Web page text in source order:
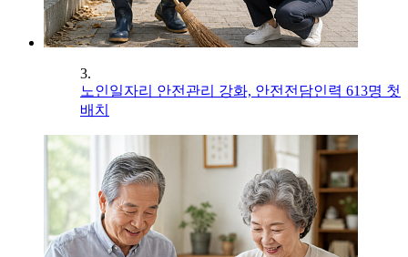
3.
노인일자리 안전관리 강화, 안전전담인력 613명 첫
배치